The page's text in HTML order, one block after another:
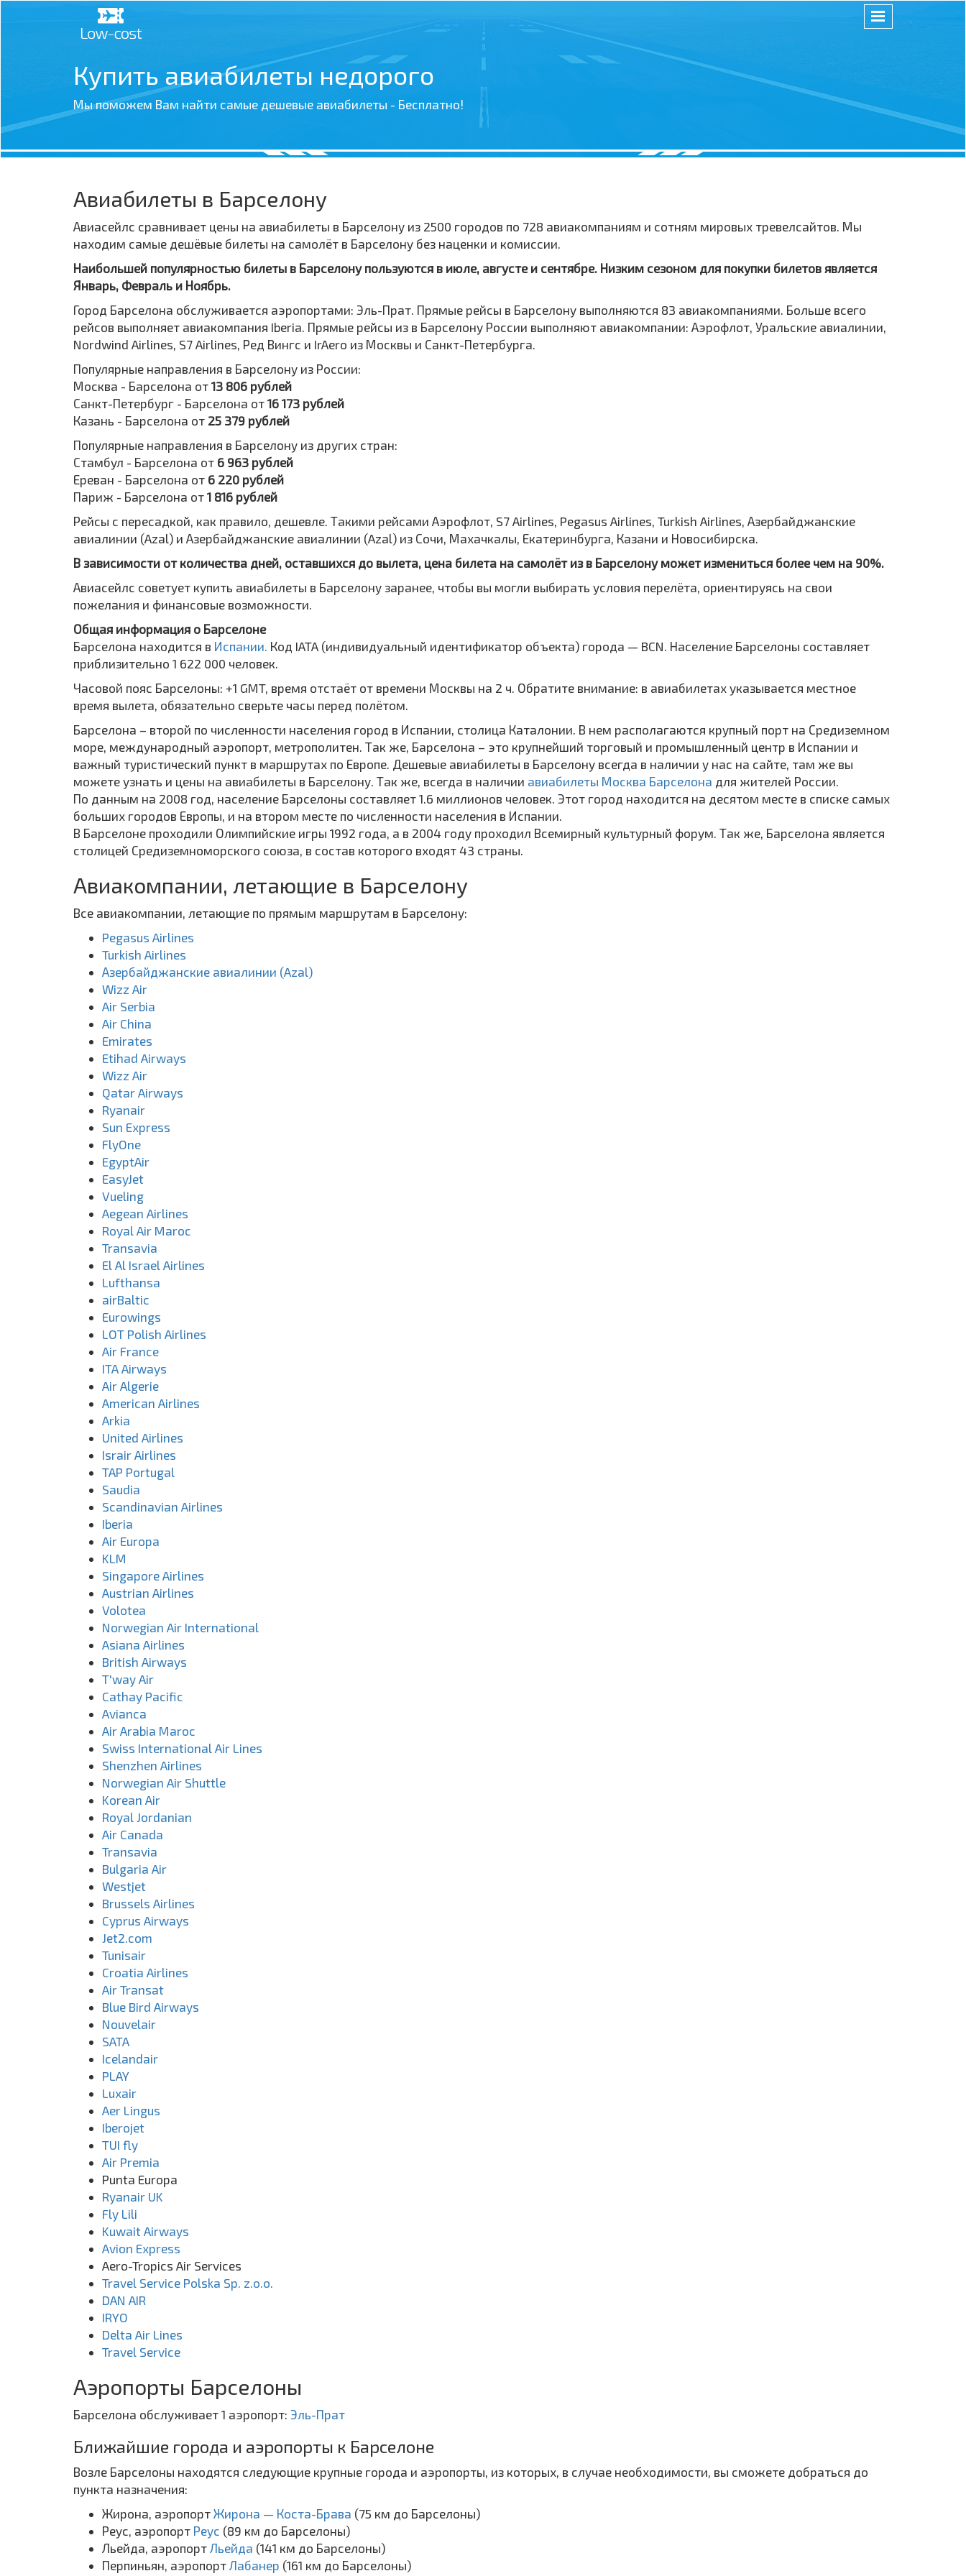
Купить авиабилеты недорого
Мы поможем Вам найти самые дешевые авиабилеты - Бесплатно!
Авиабилеты в Барселону
Авиасейлс сравнивает цены на авиабилеты в Барселону из 2500 городов по 728 авиакомпаниям и сотням мировых тревелсайтов. Мы
находим самые дешёвые билеты на самолёт в Барселону без наценки и комиссии.
Наибольшей популярностью билеты в Барселону пользуются в июле, августе и сентябре. Низким сезоном для покупки билетов является
Январь, Февраль и Ноябрь.
Город Барселона обслуживается аэропортами: Эль-Прат. Прямые рейсы в Барселону выполняются 83 авиакомпаниями. Больше всего
рейсов выполняет авиакомпания Iberia. Прямые рейсы из в Барселону России выполняют авиакомпании: Аэрофлот, Уральские авиалинии,
Nordwind Airlines, S7 Airlines, Ред Вингс и IrAero из Москвы и Санкт-Петербурга.
Популярные направления в Барселону из России:
Москва - Барселона от 13 806 рублей
Санкт-Петербург - Барселона от 16 173 рублей
Казань - Барселона от 25 379 рублей
Популярные направления в Барселону из других стран:
Стамбул - Барселона от 6 963 рублей
Ереван - Барселона от 6 220 рублей
Париж - Барселона от 1 816 рублей
Рейсы с пересадкой, как правило, дешевле. Такими рейсами Аэрофлот, S7 Airlines, Pegasus Airlines, Turkish Airlines, Азербайджанские
авиалинии (Azal) и Азербайджанские авиалинии (Azal) из Сочи, Махачкалы, Екатеринбурга, Казани и Новосибирска.
В зависимости от количества дней, оставшихся до вылета, цена билета на самолёт из в Барселону может измениться более чем на 90%.
Авиасейлс советует купить авиабилеты в Барселону заранее, чтобы вы могли выбирать условия перелёта, ориентируясь на свои
пожелания и финансовые возможности.
Общая информация о Барселоне
Барселона находится в Испании. Код IATA (индивидуальный идентификатор объекта) города — BCN. Население Барселоны составляет
приблизительно 1 622 000 человек.
Часовой пояс Барселоны: +1 GMT, время отстаёт от времени Москвы на 2 ч. Обратите внимание: в авиабилетах указывается местное
время вылета, обязательно сверьте часы перед полётом.
Барселона – второй по численности населения город в Испании, столица Каталонии. В нем располагаются крупный порт на Средиземном
море, международный аэропорт, метрополитен. Так же, Барселона – это крупнейший торговый и промышленный центр в Испании и
важный туристический пункт в маршрутах по Европе. Дешевые авиабилеты в Барселону всегда в наличии у нас на сайте, там же вы
можете узнать и цены на авиабилеты в Барселону. Так же, всегда в наличии авиабилеты Москва Барселона для жителей России.
По данным на 2008 год, население Барселоны составляет 1.6 миллионов человек. Этот город находится на десятом месте в списке самых
больших городов Европы, и на втором месте по численности населения в Испании.
В Барселоне проходили Олимпийские игры 1992 года, а в 2004 году проходил Всемирный культурный форум. Так же, Барселона является
столицей Средиземноморского союза, в состав которого входят 43 страны.
Авиакомпании, летающие в Барселону
Все авиакомпании, летающие по прямым маршрутам в Барселону:
Pegasus Airlines
Turkish Airlines
Азербайджанские авиалинии (Azal)
Wizz Air
Air Serbia
Air China
Emirates
Etihad Airways
Wizz Air
Qatar Airways
Ryanair
Sun Express
FlyOne
EgyptAir
EasyJet
Vueling
Aegean Airlines
Royal Air Maroc
Transavia
El Al Israel Airlines
Lufthansa
airBaltic
Eurowings
LOT Polish Airlines
Air France
ITA Airways
Air Algerie
American Airlines
Arkia
United Airlines
Israir Airlines
TAP Portugal
Saudia
Scandinavian Airlines
Iberia
Air Europa
KLM
Singapore Airlines
Austrian Airlines
Volotea
Norwegian Air International
Asiana Airlines
British Airways
T'way Air
Cathay Pacific
Avianca
Air Arabia Maroc
Swiss International Air Lines
Shenzhen Airlines
Norwegian Air Shuttle
Korean Air
Royal Jordanian
Air Canada
Transavia
Bulgaria Air
Westjet
Brussels Airlines
Cyprus Airways
Jet2.com
Tunisair
Croatia Airlines
Air Transat
Blue Bird Airways
Nouvelair
SATA
Icelandair
PLAY
Luxair
Aer Lingus
Iberojet
TUI fly
Air Premia
Punta Europa
Ryanair UK
Fly Lili
Kuwait Airways
Avion Express
Aero-Tropics Air Services
Travel Service Polska Sp. z.o.o.
DAN AIR
IRYO
Delta Air Lines
Travel Service
Аэропорты Барселоны
Барселона обслуживает 1 аэропорт: Эль-Прат
Ближайшие города и аэропорты к Барселоне
Возле Барселоны находятся следующие крупные города и аэропорты, из которых, в случае необходимости, вы сможете добраться до
пункта назначения:
Жирона, аэропорт Жирона — Коста-Брава (75 км до Барселоны)
Реус, аэропорт Реус (89 км до Барселоны)
Льейда, аэропорт Льейда (141 км до Барселоны)
Перпиньян, аэропорт Лабанер (161 км до Барселоны)